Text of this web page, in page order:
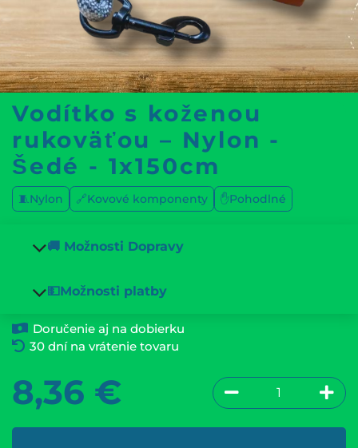
Vodítko s koženou
rukoväťou – Nylon -
Šedé - 1x150cm
🧵Nylon 🔗Kovové komponenty ✋Pohodlné
🚚 Možnosti Dopravy
💵Možnosti platby
Doručenie aj na dobierku
30 dní na vrátenie tovaru
8,36 €